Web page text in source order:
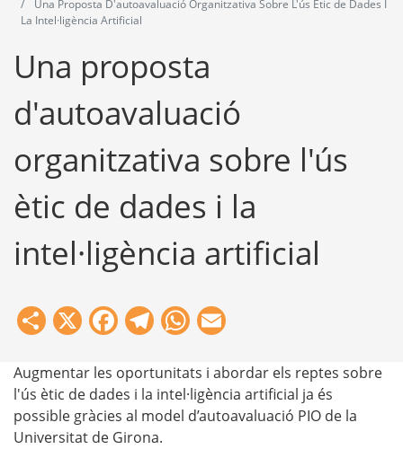
Eines
Una Proposta D'autoavaluació Organitzativa Sobre L'ús Ètic de Dades I
La Intel·ligència Artificial
Una proposta
d'autoavaluació
organitzativa sobre l'ús
ètic de dades i la
intel·ligència artificial
Share
X Facebook
Telegram
WhatsApp
Augmentar les oportunitats i abordar els reptes sobre
l'ús ètic de dades i la intel·ligència artificial ja és
possible gràcies al model d’autoavaluació PIO de la
Universitat de Girona.